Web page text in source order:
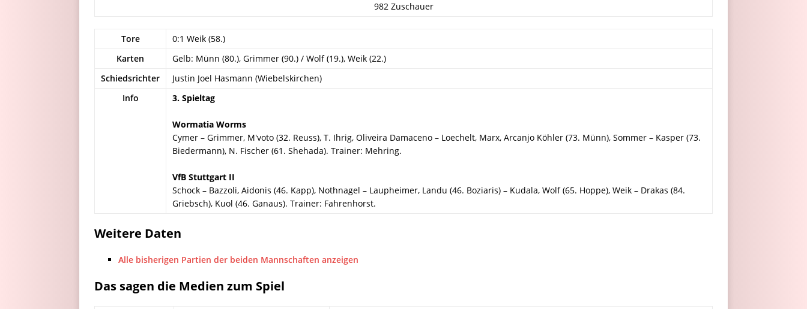
982 Zuschauer
Tore
0:1 Weik (58.)
Karten
Gelb: Münn (80.), Grimmer (90.) / Wolf (19.), Weik (22.)
Schiedsrichter
Justin Joel Hasmann (Wiebelskirchen)
Info
3. Spieltag
Wormatia Worms
Cymer – Grimmer, M'voto (32. Reuss), T. Ihrig, Oliveira Damaceno – Loechelt, Marx, Arcanjo Köhler (73. Münn), Sommer – Kasper (73.
Biedermann), N. Fischer (61. Shehada). Trainer: Mehring.
VfB Stuttgart II
Schock – Bazzoli, Aidonis (46. Kapp), Nothnagel – Laupheimer, Landu (46. Boziaris) – Kudala, Wolf (65. Hoppe), Weik – Drakas (84.
Griebsch), Kuol (46. Ganaus). Trainer: Fahrenhorst.
Weitere Daten
Alle bisherigen Partien der beiden Mannschaften anzeigen
Das sagen die Medien zum Spiel